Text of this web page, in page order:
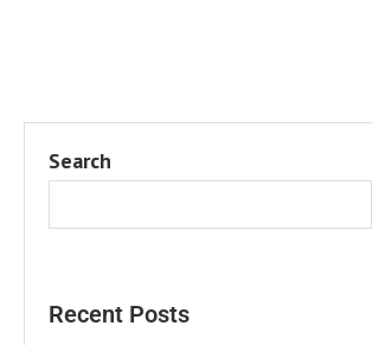
Search
Recent Posts